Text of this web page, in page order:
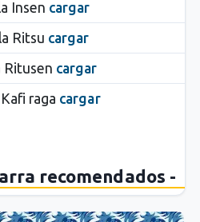
Insen cargar
Ritsu cargar
Ritusen cargar
raga cargar
recomendados -